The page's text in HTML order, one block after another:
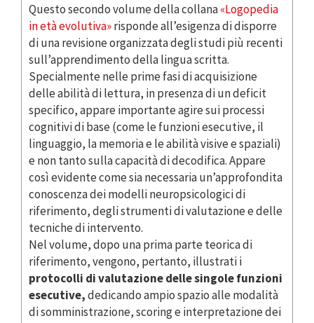
Questo secondo volume della collana«Logopedia
in età evolutiva»risponde all’esigenza di disporre
di una revisione organizzata degli studi più recenti
sull’apprendimento della lingua scritta.
Specialmente nelle prime fasi di acquisizione
delle abilità di lettura, in presenza di un deficit
specifico, appare importante agire sui processi
cognitivi di base (come le funzioni esecutive, il
linguaggio, la memoria e le abilità visive e spaziali)
e non tanto sulla capacità di decodifica. Appare
così evidente come sia necessaria un’approfondita
conoscenza dei modelli neuropsicologici di
riferimento, degli strumenti di valutazione e delle
tecniche di intervento.
Nel volume, dopo una prima parte teorica di
riferimento, vengono, pertanto, illustrati i
protocolli di valutazione delle singole funzioni
esecutive,dedicando ampio spazio alle modalità
di somministrazione, scoring e interpretazione dei